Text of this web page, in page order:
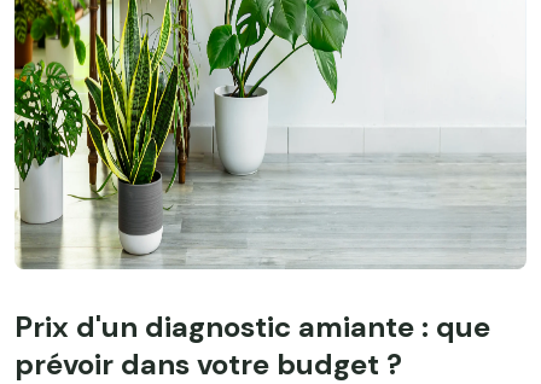
Prix d'un diagnostic amiante : que
prévoir dans votre budget ?